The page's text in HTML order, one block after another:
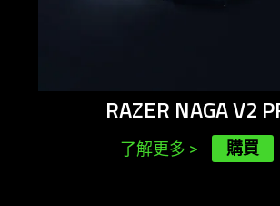
RAZER NAGA V2
了解更多 > 購買